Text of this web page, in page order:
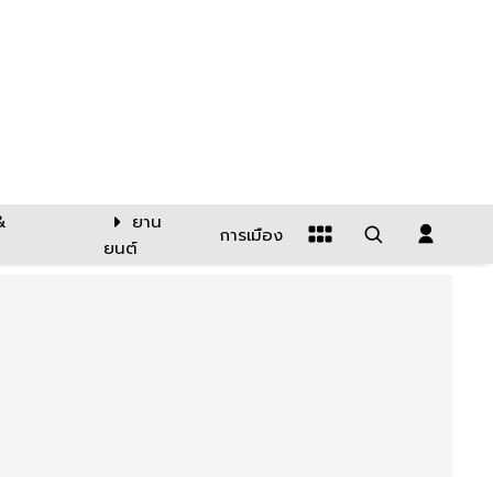
ยาน
ยนต์
การเมือง